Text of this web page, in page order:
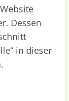
Dessen
in dieser